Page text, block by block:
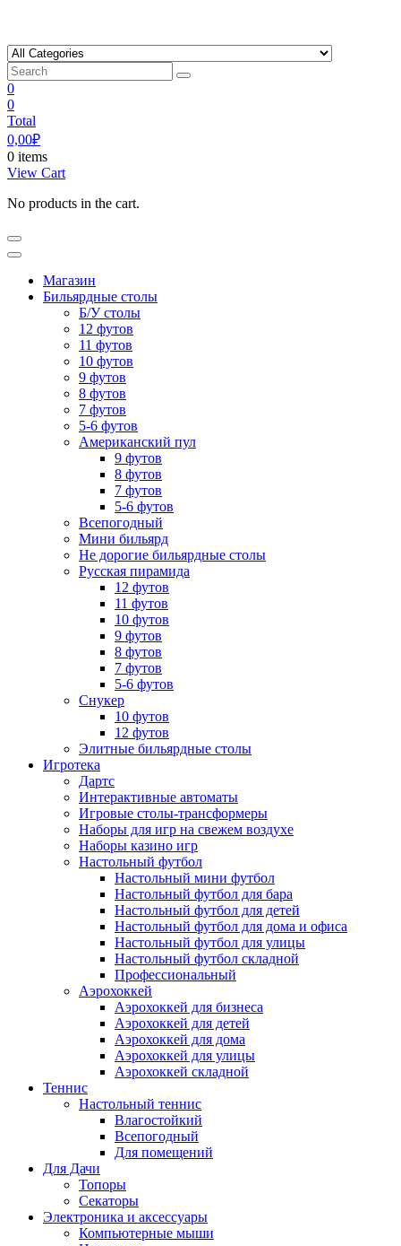
content
0
0
Total
0,00₽
0 items
View Cart
No products in the cart.
Магазин
Бильярдные столы
Б/У столы
12 футов
11 футов
10 футов
9 футов
8 футов
7 футов
5-6 футов
Американский пул
9 футов
8 футов
7 футов
5-6 футов
Всепогодный
Мини бильярд
Не дорогие бильярдные столы
Русская пирамида
12 футов
11 футов
10 футов
9 футов
8 футов
7 футов
5-6 футов
Снукер
10 футов
12 футов
Элитные бильярдные столы
Игротека
Дартс
Интерактивные автоматы
Игровые столы-трансформеры
Наборы для игр на свежем воздухе
Наборы казино игр
Настольный футбол
Настольный мини футбол
Настольный футбол для бара
Настольный футбол для детей
Настольный футбол для дома и офиса
Настольный футбол для улицы
Настольный футбол складной
Профессиональный
Аэрохоккей
Аэрохоккей для бизнеса
Аэрохоккей для детей
Аэрохоккей для дома
Аэрохоккей для улицы
Аэрохоккей складной
Теннис
Настольный теннис
Влагостойкий
Всепогодный
Для помещений
Для Дачи
Топоры
Секаторы
Электроника и аксессуары
Компьютерные мыши